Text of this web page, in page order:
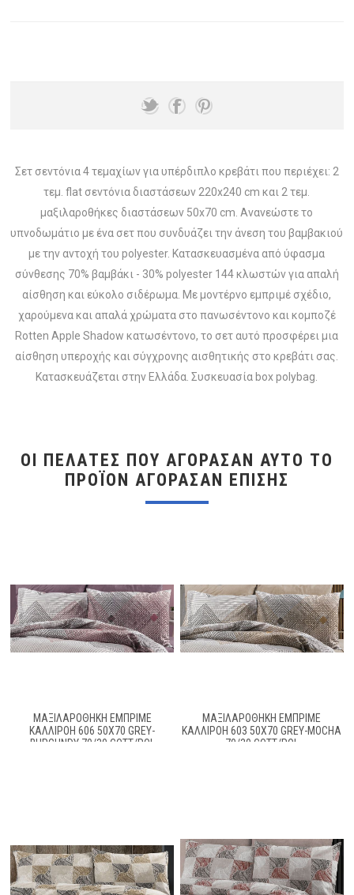
Σετ σεντόνια 4 τεμαχίων για υπέρδιπλο κρεβάτι που περιέχει: 2
τεμ. flat σεντόνια διαστάσεων 220x240 cm και 2 τεμ.
μαξιλαροθήκες διαστάσεων 50x70 cm. Ανανεώστε το
υπνοδωμάτιο με ένα σετ που συνδυάζει την άνεση του βαμβακιού
με την αντοχή του polyester. Κατασκευασμένα από ύφασμα
σύνθεσης 70% βαμβάκι - 30% polyester 144 κλωστών για απαλή
αίσθηση και εύκολο σιδέρωμα. Με μοντέρνο εμπριμέ σχέδιο,
χαρούμενα και απαλά χρώματα στο πανωσέντονο και κομποζέ
Rotten Apple Shadow κατωσέντονο, το σετ αυτό προσφέρει μια
αίσθηση υπεροχής και σύγχρονης αισθητικής στο κρεβάτι σας.
Κατασκευάζεται στην Ελλάδα. Συσκευασία box polybag.
ΟΙ ΠΕΛΆΤΕΣ ΠΟΥ ΑΓΌΡΑΣΑΝ ΑΥΤΌ ΤΟ
ΠΡΟΪΌΝ ΑΓΌΡΑΣΑΝ ΕΠΊΣΗΣ
ΜΑΞΙΛΑΡΟΘΉΚΗ ΕΜΠΡΙΜΈ
ΚΑΛΛΙΡΌΗ 606 50X70 GREY-
BURGUNDY 70/30 COTT/POL
ΜΑΞΙΛΑΡΟΘΉΚΗ ΕΜΠΡΙΜΈ
ΚΑΛΛΙΡΌΗ 603 50X70 GREY-MOCHA
70/30 COTT/POL